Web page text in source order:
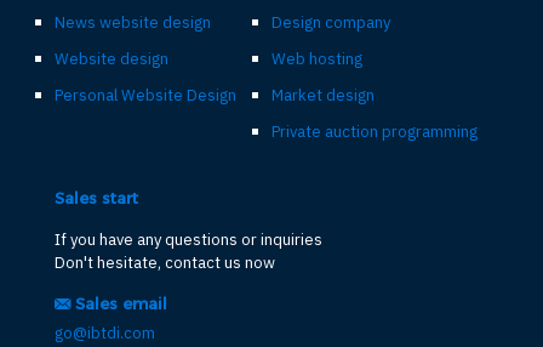
Design company
Web hosting
Market design
Private auction programming
News website design
Website design
Personal Website Design
Sales start
If you have any questions or inquiries
Don't hesitate, contact us now
Sales email
go@ibtdi.com